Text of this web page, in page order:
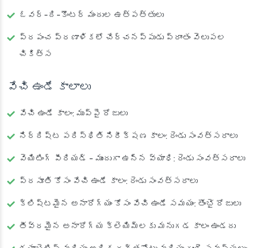
ఓవర్-ది-కౌంటర్ మందుల ఉత్పత్తులు
ప్రపంచ ప్రణాళికలో చేర్చనప్పుడు ప్రాంతం వెలుపల
చికిత్స
వేచి ఉండే కాలాలు
వేచి ఉండే కాలం: ముప్పై రోజులు
నిర్దిష్ట పరిస్థితి నిరీక్షణ కాలం: రెండు సంవత్సరాలు
వెయిటింగ్ పీరియడ్ - ముందుగా ఉన్న వ్యాధి: రెండు సంవత్సరాలు
ప్రసూతి కోసం వేచి ఉండే కాలం: రెండు సంవత్సరాలు
క్లిష్టమైన అనారోగ్యం కోసం వేచి ఉండే సమయం: తొంభై రోజులు
తీవ్రమైన అనారోగ్య క్లెయిమ్‌లకు మనుగడ కాలం ఉండదు